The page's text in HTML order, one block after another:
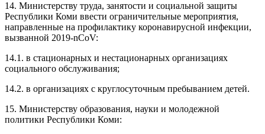
14. Министерству труда, занятости и социальной защиты
Республики Коми ввести ограничительные мероприятия,
направленные на профилактику коронавирусной инфекции,
вызванной 2019-nCoV:
14.1. в стационарных и нестационарных организациях
социального обслуживания;
14.2. в организациях с круглосуточным пребыванием детей.
15. Министерству образования, науки и молодежной
политики Республики Коми: